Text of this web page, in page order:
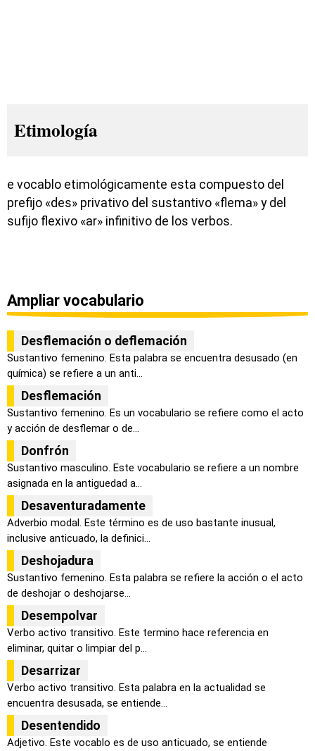
Etimología
e vocablo etimológicamente esta compuesto del
prefijo «des» privativo del sustantivo «flema» y del
sufijo flexivo «ar» infinitivo de los verbos.
Ampliar vocabulario
Desflemación o deflemación
Sustantivo femenino. Esta palabra se encuentra desusado (en
química) se refiere a un anti...
Desflemación
Sustantivo femenino. Es un vocabulario se refiere como el acto
y acción de desflemar o de...
Donfrón
Sustantivo masculino. Este vocabulario se refiere a un nombre
asignada en la antiguedad a...
Desaventuradamente
Adverbio modal. Este término es de uso bastante inusual,
inclusive anticuado, la definici...
Deshojadura
Sustantivo femenino. Esta palabra se refiere la acción o el acto
de deshojar o deshojarse...
Desempolvar
Verbo activo transitivo. Este termino hace referencia en
eliminar, quitar o limpiar del p...
Desarrizar
Verbo activo transitivo. Esta palabra en la actualidad se
encuentra desusada, se entiende...
Desentendido
Adjetivo. Este vocablo es de uso anticuado, se entiende